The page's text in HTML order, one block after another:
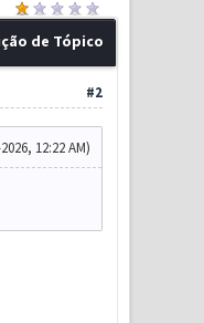
de Tópico
#2
12:22 AM)